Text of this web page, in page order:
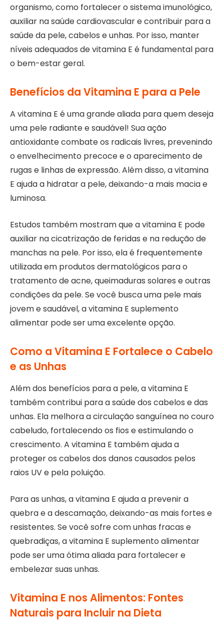
organismo, como fortalecer o sistema imunológico,
auxiliar na saúde cardiovascular e contribuir para a
saúde da pele, cabelos e unhas. Por isso, manter
níveis adequados de vitamina E é fundamental para
o bem-estar geral.
Benefícios da Vitamina E para a Pele
A vitamina E é uma grande aliada para quem deseja
uma pele radiante e saudável! Sua ação
antioxidante combate os radicais livres, prevenindo
o envelhecimento precoce e o aparecimento de
rugas e linhas de expressão. Além disso, a vitamina
E ajuda a hidratar a pele, deixando-a mais macia e
luminosa.
Estudos também mostram que a vitamina E pode
auxiliar na cicatrização de feridas e na redução de
manchas na pele. Por isso, ela é frequentemente
utilizada em produtos dermatológicos para o
tratamento de acne, queimaduras solares e outras
condições da pele. Se você busca uma pele mais
jovem e saudável, a vitamina E suplemento
alimentar pode ser uma excelente opção.
Como a Vitamina E Fortalece o Cabelo
e as Unhas
Além dos benefícios para a pele, a vitamina E
também contribui para a saúde dos cabelos e das
unhas. Ela melhora a circulação sanguínea no couro
cabeludo, fortalecendo os fios e estimulando o
crescimento. A vitamina E também ajuda a
proteger os cabelos dos danos causados pelos
raios UV e pela poluição.
Para as unhas, a vitamina E ajuda a prevenir a
quebra e a descamação, deixando-as mais fortes e
resistentes. Se você sofre com unhas fracas e
quebradiças, a vitamina E suplemento alimentar
pode ser uma ótima aliada para fortalecer e
embelezar suas unhas.
Vitamina E nos Alimentos: Fontes
Naturais para Incluir na Dieta